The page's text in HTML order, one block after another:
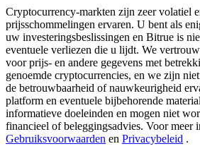
Trade Gold & Silver · 33,333
USDT New User Exclusive 10%
USDT Flexible Staking | Daily
Cryptocurrency-markten zijn zeer volatiel
prijsschommelingen ervaren. U bent als
uw investeringsbeslissingen en Bitrue is
eventuele verliezen die u lijdt. We
voor prijs- en andere gegevens met
genoemde cryptocurrencies, en we zijn
de betrouwbaarheid of nauwkeurigheid
platform en eventuele bijbehorende
informatieve doeleinden en mogen niet
financieel of beleggingsadvies. Voor meer
Gebruiksvoorwaarden en Privacybeleid .